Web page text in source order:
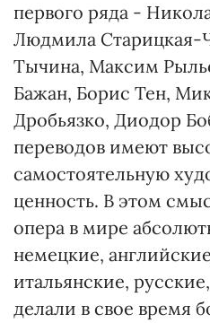
первого ряда -
Людмила Старицкая-
Тычина, Максим
Бажан, Борис Тен,
Дробьязко, Диодор
переводов имеют
самостоятельную
ценность. В этом
опера в мире
немецкие,
итальянские,
делали в свое время